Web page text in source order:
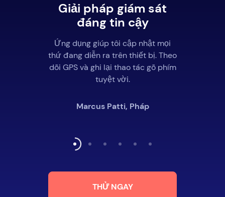
Giải pháp giám sát
đáng tin cậy
Ứng dụng giúp tôi cập nhật mọi
thứ đang diễn ra trên thiết bị. Theo
dõi GPS và ghi lại thao tác gõ phím
tuyệt vời.
Marcus Patti, Pháp
THỬ NGAY